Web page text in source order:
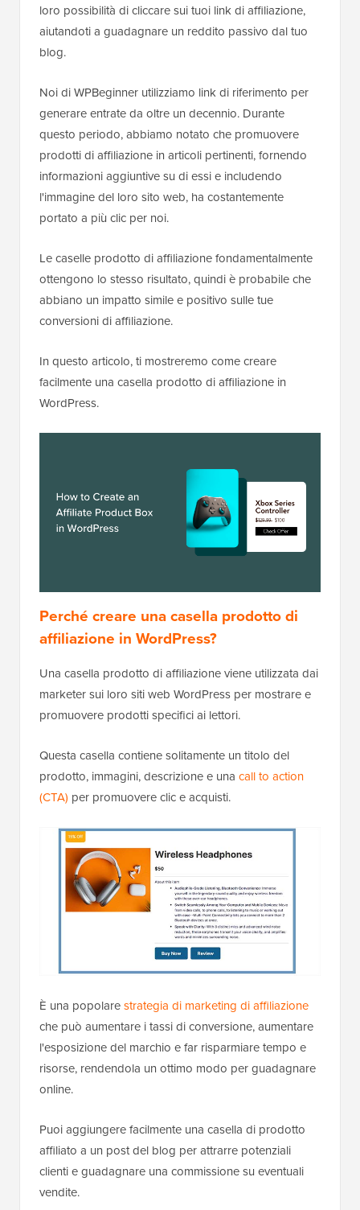
loro possibilità di cliccare sui tuoi link di affiliazione,
aiutandoti a guadagnare un reddito passivo dal tuo
blog.
Noi di WPBeginner utilizziamo link di riferimento per
generare entrate da oltre un decennio. Durante
questo periodo, abbiamo notato che promuovere
prodotti di affiliazione in articoli pertinenti, fornendo
informazioni aggiuntive su di essi e includendo
l'immagine del loro sito web, ha costantemente
portato a più clic per noi.
Le caselle prodotto di affiliazione fondamentalmente
ottengono lo stesso risultato, quindi è probabile che
abbiano un impatto simile e positivo sulle tue
conversioni di affiliazione.
In questo articolo, ti mostreremo come creare
facilmente una casella prodotto di affiliazione in
WordPress.
Perché creare una casella prodotto di
affiliazione in WordPress?
Una casella prodotto di affiliazione viene utilizzata dai
marketer sui loro siti web WordPress per mostrare e
promuovere prodotti specifici ai lettori.
Questa casella contiene solitamente un titolo del
prodotto, immagini, descrizione e una call to action
(CTA) per promuovere clic e acquisti.
È una popolarestrategia di marketing di affiliazione
che può aumentare i tassi di conversione, aumentare
l'esposizione del marchio e far risparmiare tempo e
risorse, rendendola un ottimo modo per guadagnare
online.
Puoi aggiungere facilmente una casella di prodotto
affiliato a un post del blog per attrarre potenziali
clienti e guadagnare una commissione su eventuali
vendite.